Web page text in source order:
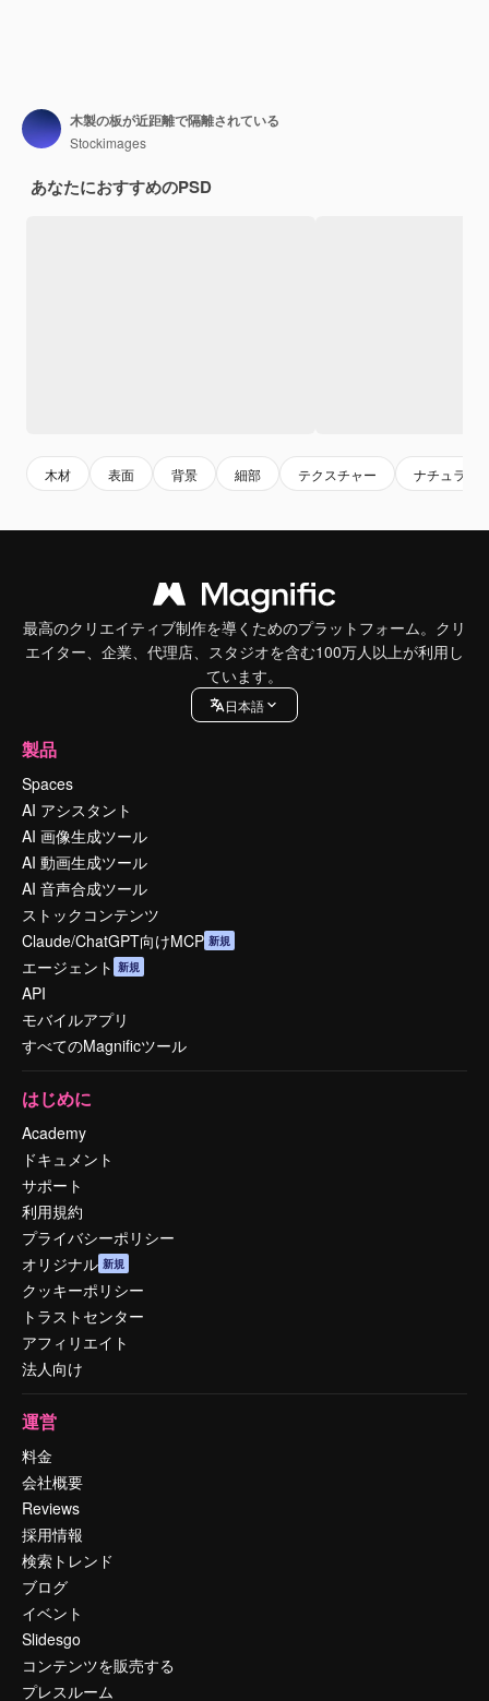
木製の板が近距離で隔離されている
Stockimages
あなたにおすすめのPSD
木材 表面 背景 細部 テクスチャー ナチュラル
最高のクリエイティブ制作を導くためのプラットフォーム。クリ
エイター、企業、代理店、スタジオを含む100万人以上が利用し
ています。
日本語
製品
Spaces
AI アシスタント
AI 画像生成ツール
AI 動画生成ツール
AI 音声合成ツール
ストックコンテンツ
Claude/ChatGPT向けMCP 新規
エージェント 新規
API
モバイルアプリ
すべてのMagnificツール
はじめに
Academy
ドキュメント
サポート
利用規約
プライバシーポリシー
オリジナル 新規
クッキーポリシー
トラストセンター
アフィリエイト
法人向け
運営
料金
会社概要
Reviews
採用情報
検索トレンド
ブログ
イベント
Slidesgo
コンテンツを販売する
プレスルーム